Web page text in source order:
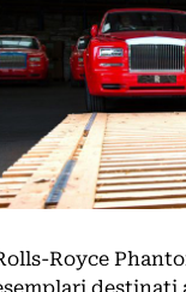
Royce